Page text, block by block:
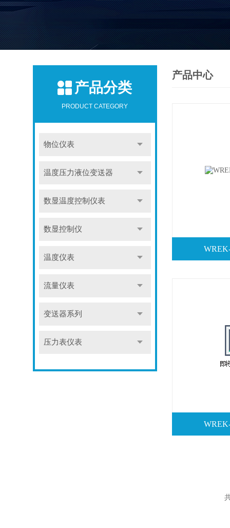
产品分类
PRODUCT CATEGORY
物位仪表
温度压力液位变送器
数显温度控制仪表
数显控制仪
温度仪表
流量仪表
变送器系列
压力表仪表
产品中心